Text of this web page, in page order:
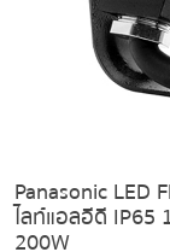
Panasonic LED
ไลท์แอลอีดี IP65
200W